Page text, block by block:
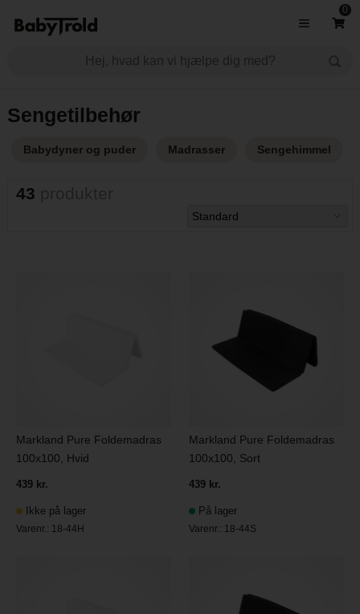
0
Sengetilbehør
Babydyner og puder Madrasser Sengehimmel
43
Markland Pure Foldemadras
100x100, Hvid
439 kr.
Ikke på lager
Varenr.: 18-44H
Markland Pure Foldemadras
100x100, Sort
439 kr.
På lager
Varenr.: 18-44S